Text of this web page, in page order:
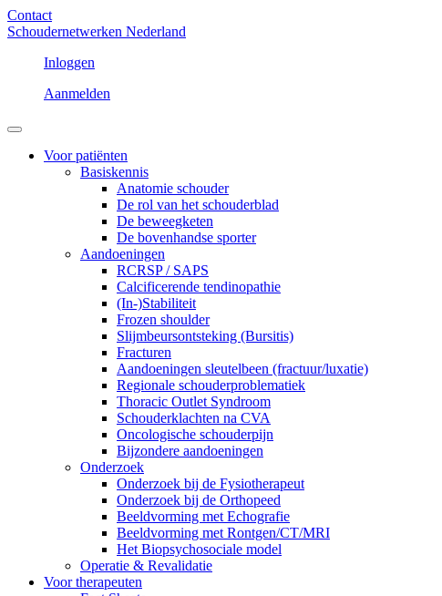
Contact
Schoudernetwerken Nederland
Inloggen
Aanmelden
Voor patiënten
Basiskennis
Anatomie schouder
De rol van het schouderblad
De beweegketen
De bovenhandse sporter
Aandoeningen
RCRSP / SAPS
Calcificerende tendinopathie
(In-)Stabiliteit
Frozen shoulder
Slijmbeursontsteking (Bursitis)
Fracturen
Aandoeningen sleutelbeen (fractuur/luxatie)
Regionale schouderproblematiek
Thoracic Outlet Syndroom
Schouderklachten na CVA
Oncologische schouderpijn
Bijzondere aandoeningen
Onderzoek
Onderzoek bij de Fysiotherapeut
Onderzoek bij de Orthopeed
Beeldvorming met Echografie
Beeldvorming met Rontgen/CT/MRI
Het Biopsychosociale model
Operatie & Revalidatie
Voor therapeuten